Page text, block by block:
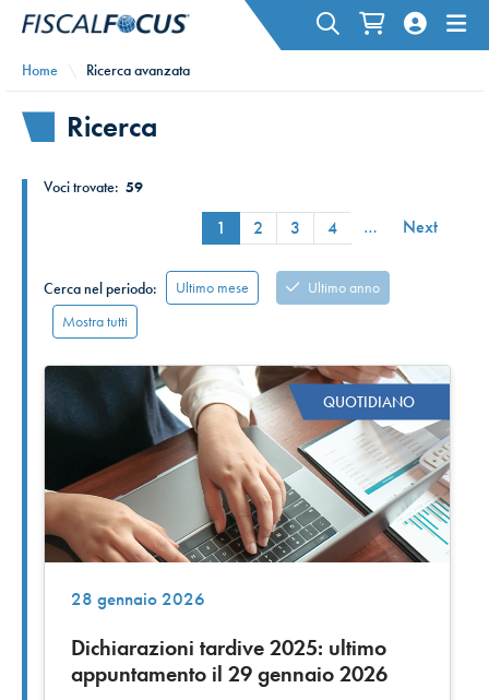
Home Ricerca avanzata
Ricerca
Voci trovate: 59
1 2 3 4 … Next
Cerca nel periodo: Ultimo mese
Ultimo anno
Mostra tutti
QUOTIDIANO
28 gennaio 2026
Dichiarazioni tardive 2025: ultimo
appuntamento il 29 gennaio 2026